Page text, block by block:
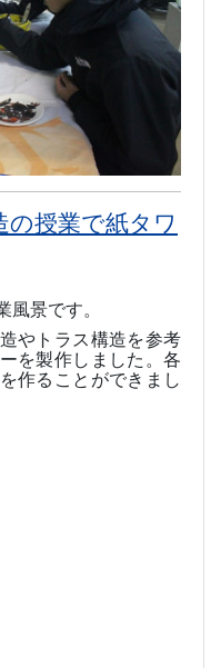
の授業で紙タワ
風景です。
やトラス構造を参考
を製作しました。各
作ることができまし